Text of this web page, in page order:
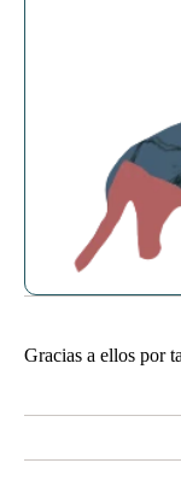
Gracias a ellos por